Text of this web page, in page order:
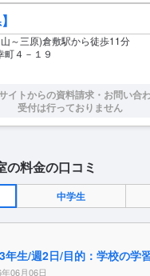
～三原)倉敷駅から徒歩11分
町４－１９
イトからの資料請求・お問い合
受付は行っておりません
の料金の口コミ
中学生
年生/週2日/目的：学校の学
06月06日